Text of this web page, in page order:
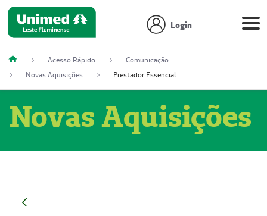
Login
Acesso Rápido
Comunicação
Novas Aquisições
Prestador Essencial Gestão em Saúde Ereli (51004354-7)
Novas Aquisições